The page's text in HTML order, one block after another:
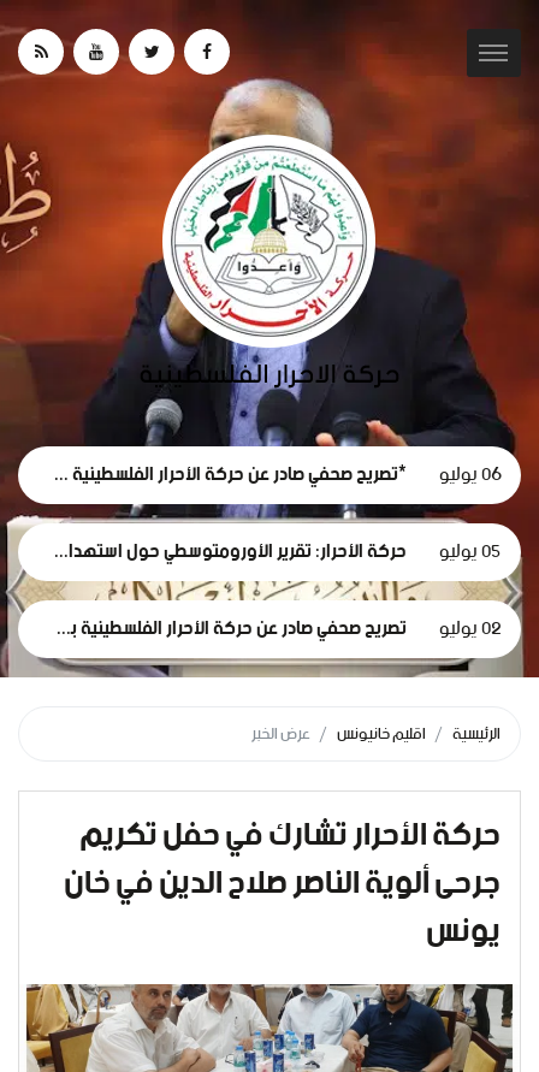
06 يوليو *تصريح صحفي صادر عن حركة الأحرار الفلسطينية حول استقالة لجنة الطوارئ في غزة
05 يوليو حركة الأحرار: تقرير الأورومتوسطي حول استهداف الرموز الطبية في سجون الاحتلال وثيقة إدانة وجريمة حرب موصوفة
02 يوليو تصريح صحفي صادر عن حركة الأحرار الفلسطينية بمناسبة مرور 1000 يومٍ من حرب الإبادة... وفظاعة جرائم الاحتلال في قطاع غزة*
الرئيسية اقليم خانيونس عرض الخبر
حركة الأحرار تشارك في حفل تكريم
جرحى ألوية الناصر صلاح الدين في خان
يونس